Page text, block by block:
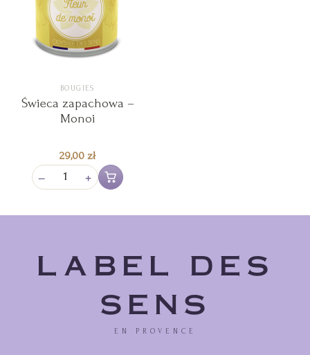
BOUGIES
Świeca zapachowa –
Monoi
29,00zł
− + Ajouter au panier
LABEL DES
SENS
EN PROVENCE